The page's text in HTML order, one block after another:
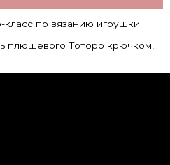
плюшевого Тоторо крючком,